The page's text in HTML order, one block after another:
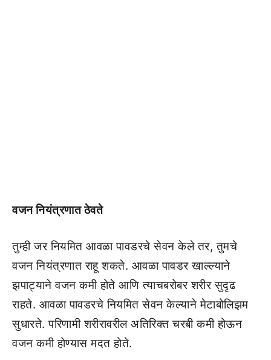
वजन नियंत्रणात ठेवते
तुम्ही जर नियमित आवळा पावडरचे सेवन केले तर, तुमचे
वजन नियंत्रणात राहू शकते. आवळा पावडर खाल्ल्याने
झपाट्याने वजन कमी होते आणि त्याचबरोबर शरीर सुदृढ
राहते. आवळा पावडरचे नियमित सेवन केल्याने मेटाबोलिझम
सुधारते. परिणामी शरीरावरील अतिरिक्त चरबी कमी होऊन
वजन कमी होण्यास मदत होते.